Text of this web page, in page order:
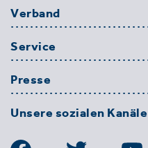
Verband
Service
Presse
Unsere sozialen Kanäle